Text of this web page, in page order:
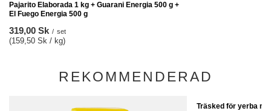
Pajarito Elaborada 1 kg + Guarani Energia 500 g +
El Fuego Energia 500 g
319,00 Sk / set
(159,50 Sk / kg)
REKOMMENDERAD
Träsked för yerba